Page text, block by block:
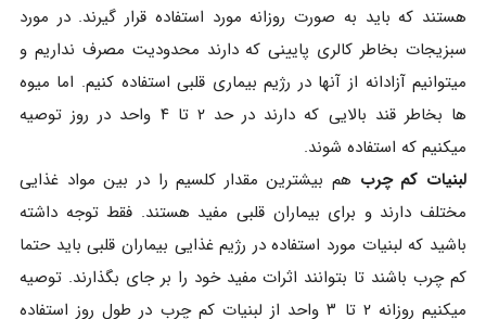
هستند که باید به صورت روزانه مورد استفاده قرار گیرند. در مورد
سبزیجات بخاطر کالری پایینی که دارند محدودیت مصرف نداریم و
میتوانیم آزادانه از آنها در رژیم بیماری قلبی استفاده کنیم. اما میوه
ها بخاطر قند بالایی که دارند در حد ۲ تا ۴ واحد در روز توصیه
میکنیم که استفاده شوند.
لبنیات کم چرب هم بیشترین مقدار کلسیم را در بین مواد غذایی
مختلف دارند و برای بیماران قلبی مفید هستند. فقط توجه داشته
باشید که لبنیات مورد استفاده در رژیم غذایی بیماران قلبی باید حتما
کم چرب باشند تا بتوانند اثرات مفید خود را بر جای بگذارند. توصیه
میکنیم روزانه ۲ تا ۳ واحد از لبنیات کم چرب در طول روز استفاده